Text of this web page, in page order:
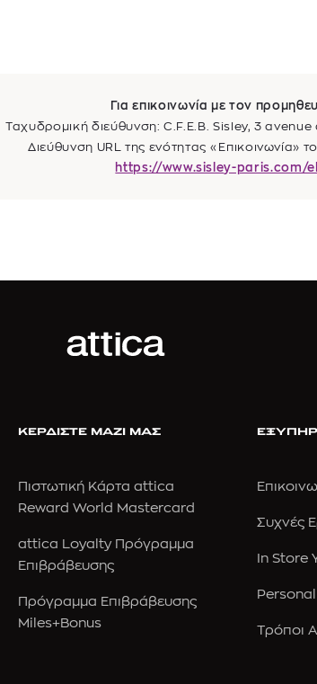
Για επικοινωνία με τον
Ταχυδρομική διεύθυνση: C.F.E.B. Sisley, 3
Διεύθυνση URL της ενότητας «Επικοινωνία»
https://www.sisley-paris.com/
ΚΕΡΔΙΣΤΕ ΜΑΖΙ ΜΑΣ
Πιστωτική Κάρτα attica
Reward World Mastercard
attica Loyalty Πρόγραμμα
Επιβράβευσης
Πρόγραμμα Επιβράβευσης
Miles+Bonus
Συχνές
In Store
Τρόποι